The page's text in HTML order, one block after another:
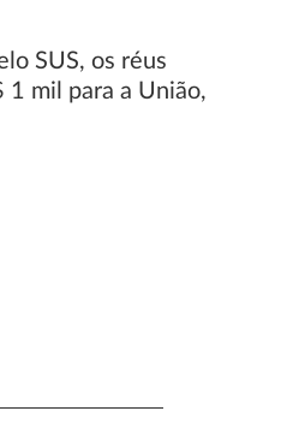
SUS, os réus
1 mil para a União,